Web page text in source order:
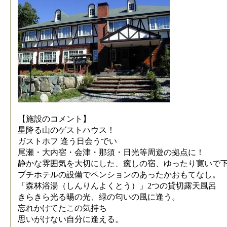
【施設のコメント】
星降る山のゲストハウス！
ガストホフ 逢う日会うでい
尾瀬・大内宿・会津・那須・日光等周遊の拠点に！
静かな雰囲気を大切にした、癒しの宿、ゆったり寛いで
プチホテルの設備でペンションのあったかおもてなし。
「森林浴湯（しんりんよくとう）」2つの貸切露天風呂
きらきら光る暘の光、緑の匂いの風に逢う。
忘れかけてたこの気持ち
思いがけない自分に逢える。